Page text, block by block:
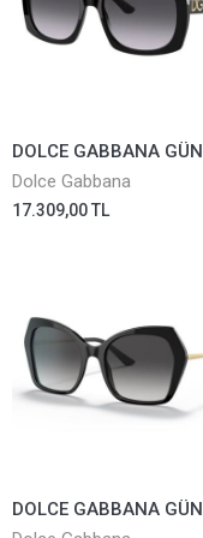
Dolce Gabbana
17.309,00 TL